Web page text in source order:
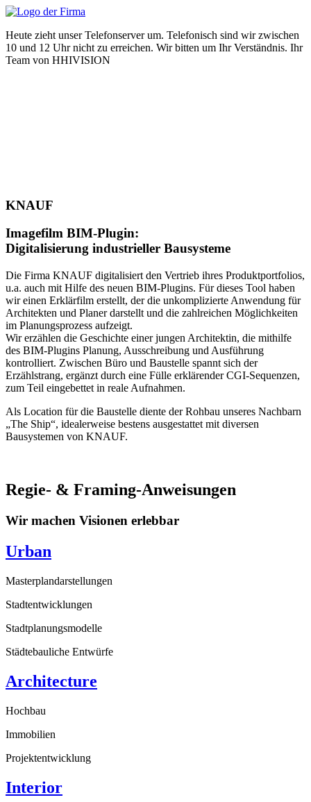
Zum
wechseln
Heute zieht unser Telefonserver um. Telefonisch sind wir zwischen
10 und 12 Uhr nicht zu erreichen. Wir bitten um Ihr Verständnis. Ihr
Team von HHIVISION
KNAUF
Imagefilm BIM-Plugin:
Digitalisierung industrieller Bausysteme
Die Firma KNAUF digitalisiert den Vertrieb ihres Produktportfolios,
u.a. auch mit Hilfe des neuen BIM-Plugins. Für dieses Tool haben
wir einen Erklärfilm erstellt, der die unkomplizierte Anwendung für
Architekten und Planer darstellt und die zahlreichen Möglichkeiten
im Planungsprozess aufzeigt.
Wir erzählen die Geschichte einer jungen Architektin, die mithilfe
des BIM-Plugins Planung, Ausschreibung und Ausführung
kontrolliert. Zwischen Büro und Baustelle spannt sich der
Erzählstrang, ergänzt durch eine Fülle erklärender CGI-Sequenzen,
zum Teil eingebettet in reale Aufnahmen.
Als Location für die Baustelle diente der Rohbau unseres Nachbarn
„The Ship“, idealerweise bestens ausgestattet mit diversen
Bausystemen von KNAUF.
Regie- & Framing-Anweisungen
Wir machen Visionen erlebbar
Urban
Masterplandarstellungen
Stadtentwicklungen
Stadtplanungsmodelle
Städtebauliche Entwürfe
Architecture
Hochbau
Immobilien
Projektentwicklung
Interior